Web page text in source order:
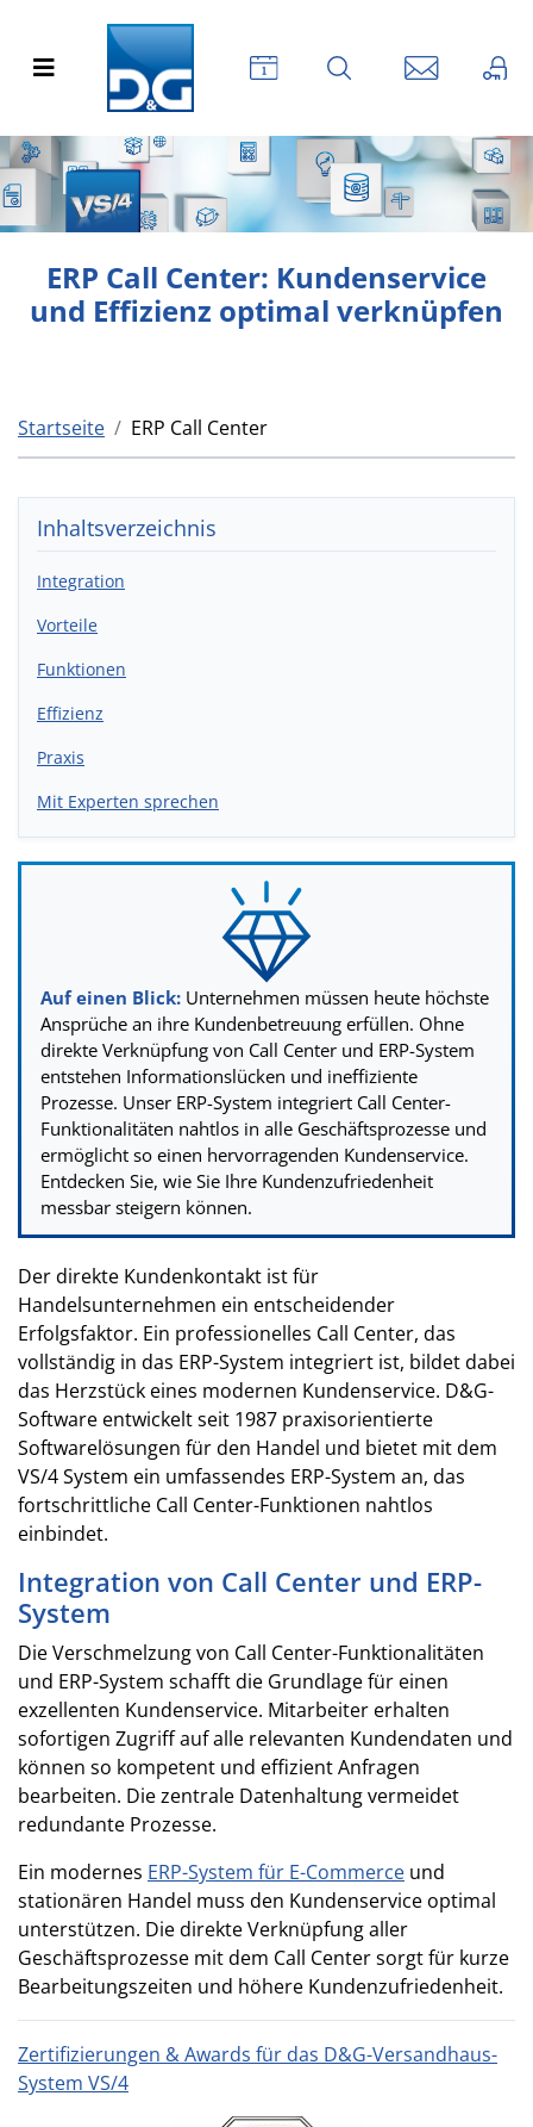
ERP Call Center: Kundenservice
und Effizienz optimal verknüpfen
Startseite ERP Call Center
Inhaltsverzeichnis
Integration
Vorteile
Funktionen
Effizienz
Praxis
Mit Experten sprechen
Auf einen Blick: Unternehmen müssen heute höchste
Ansprüche an ihre Kundenbetreuung erfüllen. Ohne
direkte Verknüpfung von Call Center und ERP-System
entstehen Informationslücken und ineffiziente
Prozesse. Unser ERP-System integriert Call Center-
Funktionalitäten nahtlos in alle Geschäftsprozesse und
ermöglicht so einen hervorragenden Kundenservice.
Entdecken Sie, wie Sie Ihre Kundenzufriedenheit
messbar steigern können.
Der direkte Kundenkontakt ist für
Handelsunternehmen ein entscheidender
Erfolgsfaktor. Ein professionelles Call Center, das
vollständig in das ERP-System integriert ist, bildet dabei
das Herzstück eines modernen Kundenservice. D&G-
Software entwickelt seit 1987 praxisorientierte
Softwarelösungen für den Handel und bietet mit dem
VS/4 System ein umfassendes ERP-System an, das
fortschrittliche Call Center-Funktionen nahtlos
einbindet.
Integration von Call Center und ERP-
System
Die Verschmelzung von Call Center-Funktionalitäten
und ERP-System schafft die Grundlage für einen
exzellenten Kundenservice. Mitarbeiter erhalten
sofortigen Zugriff auf alle relevanten Kundendaten und
können so kompetent und effizient Anfragen
bearbeiten. Die zentrale Datenhaltung vermeidet
redundante Prozesse.
Ein modernes ERP-System für E-Commerce und
stationären Handel muss den Kundenservice optimal
unterstützen. Die direkte Verknüpfung aller
Geschäftsprozesse mit dem Call Center sorgt für kurze
Bearbeitungszeiten und höhere Kundenzufriedenheit.
Zertifizierungen & Awards für das D&G-Versandhaus-
System VS/4